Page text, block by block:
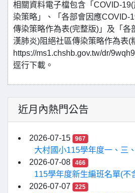
相關資料電子檔包含「COVID-
染策略」、「各部會因應COVID-
傳染策略作為表(完整版)」及「各
漢肺炎)阻絕社區傳染策略作為表(
https://ms1.chshb.gov.tw/dr/
逕行下載。
近月內熱門公告
2026-07-15 967
大村國小115學年度一、三
2026-07-08
466
115學年度新生編班名單(不
2026-07-07
225